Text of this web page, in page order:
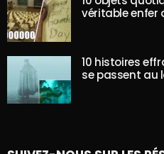
véritable enfer
10 histoires
se passent au